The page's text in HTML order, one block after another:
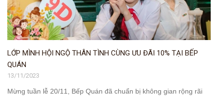
LỚP MÌNH HỘI NGỘ THÂN TÌNH CÙNG ƯU ĐÃI 10% TẠI BẾP
QUÁN
13/11/2023
Mừng tuần lễ 20/11, Bếp Quán đã chuẩn bị không gian rộng rãi